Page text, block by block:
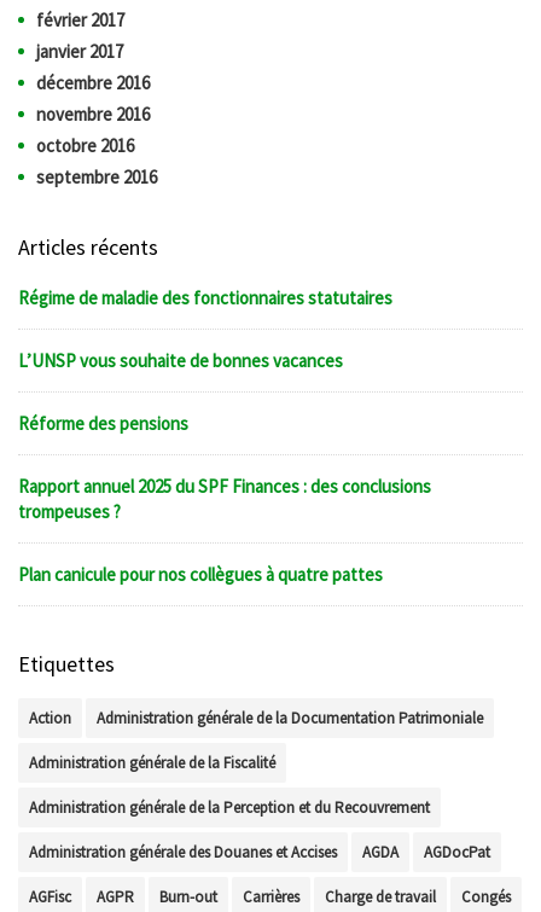
février 2017
janvier 2017
décembre 2016
novembre 2016
octobre 2016
septembre 2016
Articles récents
Régime de maladie des fonctionnaires statutaires
L’UNSP vous souhaite de bonnes vacances
Réforme des pensions
Rapport annuel 2025 du SPF Finances : des conclusions
trompeuses ?
Plan canicule pour nos collègues à quatre pattes
Etiquettes
Action Administration générale de la Documentation Patrimoniale
Administration générale de la Fiscalité
Administration générale de la Perception et du Recouvrement
Administration générale des Douanes et Accises AGDA AGDocPat
AGFisc AGPR Burn-out Carrières Charge de travail Congés